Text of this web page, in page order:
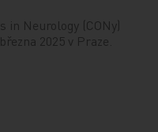
in Neurology (CONy)
2025 v Praze.